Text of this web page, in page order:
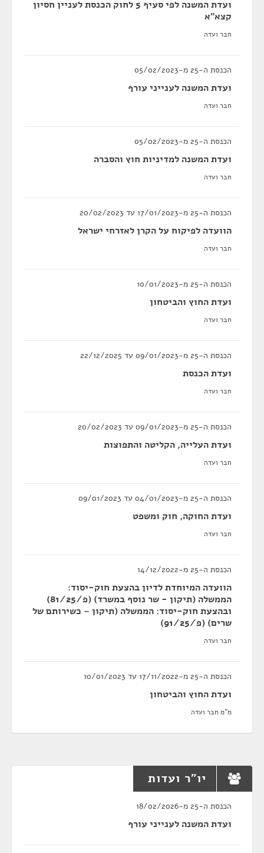
ועדת המשנה לפי סעיף 5 לחוק הכנסת לעניין חסיון
קצא"א
חבר ועדה
הכנסת ה-25 מ-05/02/2023
ועדת המשנה לענייני עורף
חבר ועדה
הכנסת ה-25 מ-05/02/2023
ועדת המשנה למדיניות חוץ והסברה
חבר ועדה
הכנסת ה-25 מ-17/01/2023 עד 20/02/2023
הוועדה לפיקוח על הקרן לאזרחי ישראל
חבר ועדה
הכנסת ה-25 מ-10/01/2023
ועדת החוץ והביטחון
חבר ועדה
הכנסת ה-25 מ-09/01/2023 עד 22/12/2025
ועדת הכנסת
חבר ועדה
הכנסת ה-25 מ-09/01/2023 עד 20/02/2023
ועדת העלייה, הקליטה והתפוצות
חבר ועדה
הכנסת ה-25 מ-04/01/2023 עד 09/01/2023
ועדת החוקה, חוק ומשפט
חבר ועדה
הכנסת ה-25 מ-14/12/2022
הוועדה המיוחדת לדיון בהצעת חוק-יסוד:
הממשלה (תיקון - שר נוסף במשרד) (פ/81/25)
ובהצעת חוק-יסוד: הממשלה (תיקון – כשירותם של
שרים) (פ/91/25)
חבר ועדה
הכנסת ה-25 מ-17/11/2022 עד 10/01/2023
ועדת החוץ והביטחון
מ"מ חבר ועדה
יו"ר ועדות
הכנסת ה-25 מ-18/02/2026
ועדת המשנה לענייני עורף